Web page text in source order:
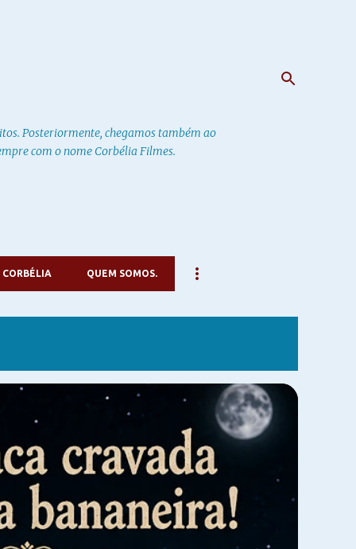
Posteriormente, chegamos também ao
com o nome Corbélia Filmes.
QUEM SOMOS.